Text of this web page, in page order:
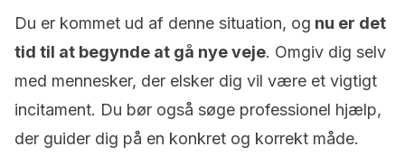
Du er kommet ud af denne situation, og nu er det
tid til at begynde at gå nye veje. Omgiv dig selv
med mennesker, der elsker dig vil være et vigtigt
incitament. Du bør også søge professionel hjælp,
der guider dig på en konkret og korrekt måde.